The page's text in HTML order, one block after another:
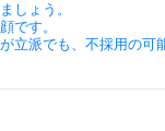
しょう。
です。
立派でも、不採用の可